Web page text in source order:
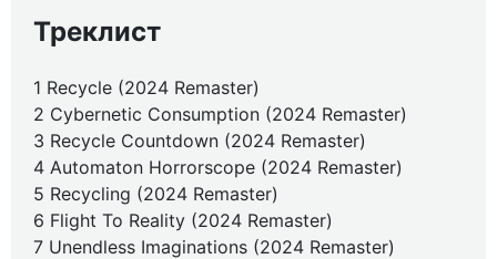
Треклист
1 Recycle (2024 Remaster)
2 Cybernetic Consumption (2024 Remaster)
3 Recycle Countdown (2024 Remaster)
4 Automaton Horrorscope (2024 Remaster)
5 Recycling (2024 Remaster)
6 Flight To Reality (2024 Remaster)
7 Unendless Imaginations (2024 Remaster)